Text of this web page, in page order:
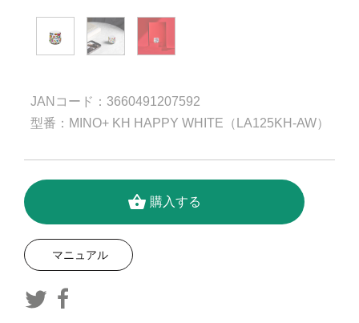
JANコード：3660491207592
型番：MINO+ KH HAPPY WHITE（LA125KH-AW）
shopping_basket 購入する
マニュアル